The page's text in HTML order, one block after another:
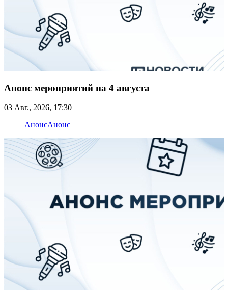
Анонс мероприятий на 4 августа
03 Авг., 2026, 17:30
АнонсАнонс